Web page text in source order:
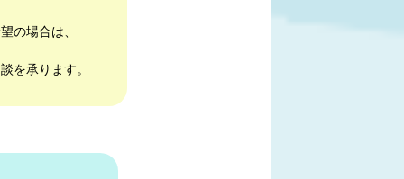
の場合は、
を承ります。